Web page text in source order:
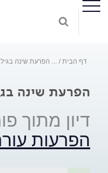
דף הבית הפרעת שינה
הפרעת שינה
דיון מתוך
הפרעות